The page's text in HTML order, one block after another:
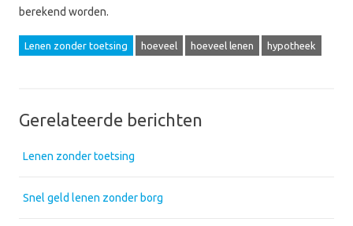
berekend worden.
Lenen zonder toetsing hoeveel hoeveel lenen hypotheek
Gerelateerde berichten
Lenen zonder toetsing
Snel geld lenen zonder borg